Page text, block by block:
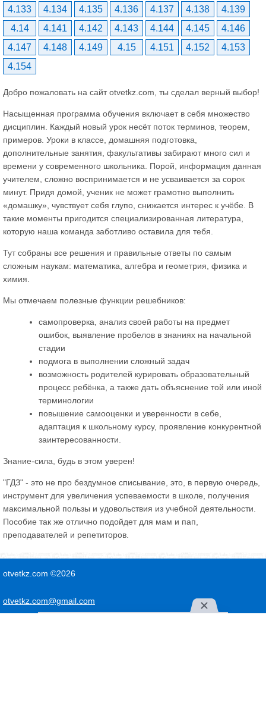
4.133 4.134 4.135 4.136 4.137 4.138
4.139
4.14
4.141 4.142 4.143 4.144 4.145
4.146
4.147
4.148 4.149 4.15 4.151 4.152
4.153
4.154
Добро пожаловать на сайт otvetkz.com, ты сделал верный выбор!
Насыщенная программа обучения включает в себя множество
дисциплин. Каждый новый урок несёт поток терминов, теорем,
примеров. Уроки в классе, домашняя подготовка,
дополнительные занятия, факультативы забирают много сил и
времени у современного школьника. Порой, информация данная
учителем, сложно воспринимается и не усваивается за сорок
минут. Придя домой, ученик не может грамотно выполнить
«домашку», чувствует себя глупо, снижается интерес к учёбе. В
такие моменты пригодится специализированная литература,
которую наша команда заботливо оставила для тебя.
Тут собраны все решения и правильные ответы по самым
сложным наукам: математика, алгебра и геометрия, физика и
химия.
Мы отмечаем полезные функции решебников:
самопроверка, анализ своей работы на предмет
ошибок, выявление пробелов в знаниях на начальной
стадии
подмога в выполнении сложный задач
возможность родителей курировать образовательный
процесс ребёнка, а также дать объяснение той или иной
терминологии
повышение самооценки и уверенности в себе,
адаптация к школьному курсу, проявление конкурентной
заинтересованности.
Знание-сила, будь в этом уверен!
"ГДЗ" - это не про бездумное списывание, это, в первую очередь,
инструмент для увеличения успеваемости в школе, получения
максимальной пользы и удовольствия из учебной деятельности.
Пособие так же отлично подойдет для мам и пап,
преподавателей и репетиторов.
otvetkz.com ©2026
otvetkz.com@gmail.com